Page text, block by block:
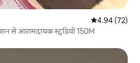
औसत रेटिंग 5 में
4.94 (72)
से आरामदायक स्टूडियो 150M